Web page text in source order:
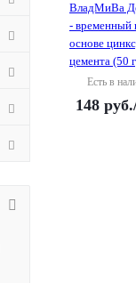
ВладМиВа
- временный
основе
цемента (50
Есть в
148 руб.